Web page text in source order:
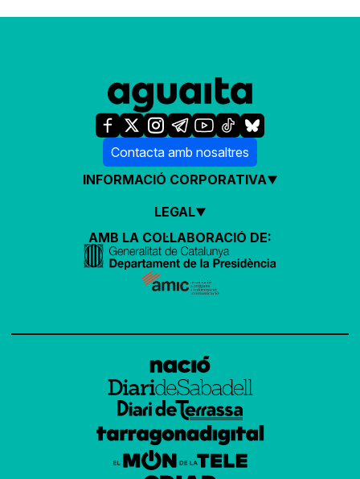
Contacta amb nosaltres
INFORMACIÓ CORPORATIVA
LEGAL
AMB LA COL·LABORACIÓ DE: